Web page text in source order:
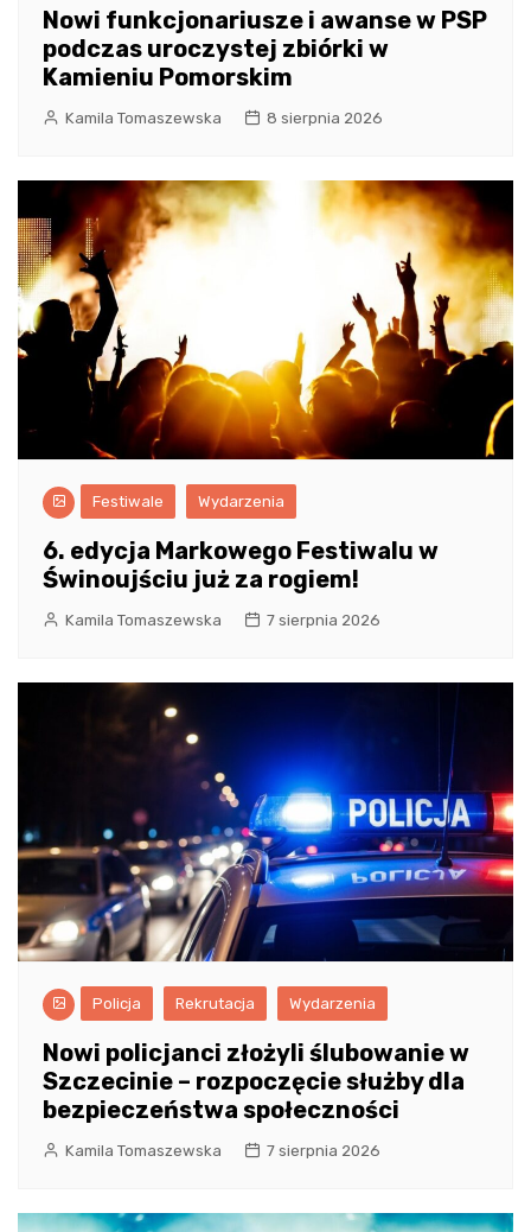
Nowi funkcjonariusze i awanse w PSP
podczas uroczystej zbiórki w
Kamieniu Pomorskim
Kamila Tomaszewska 8 sierpnia 2026
Festiwale Wydarzenia
6. edycja Markowego Festiwalu w
Świnoujściu już za rogiem!
Kamila Tomaszewska 7 sierpnia 2026
Policja Rekrutacja Wydarzenia
Nowi policjanci złożyli ślubowanie w
Szczecinie – rozpoczęcie służby dla
bezpieczeństwa społeczności
Kamila Tomaszewska 7 sierpnia 2026